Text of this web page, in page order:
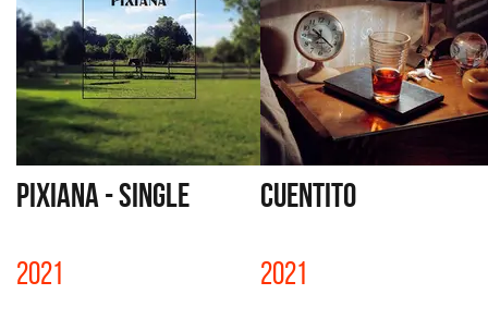
PIXIANA - SINGLE
2021
CUENTITO
2021